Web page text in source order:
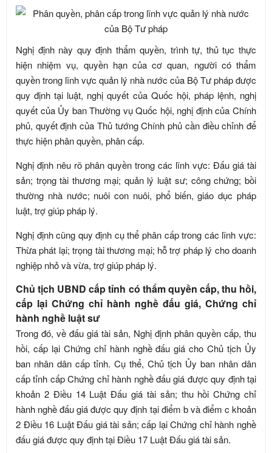
Nghị định này quy định thẩm quyền, trình tự, thủ tục thực
hiện nhiệm vụ, quyền hạn của cơ quan, người có thẩm
quyền trong lĩnh vực quản lý nhà nước của Bộ Tư pháp được
quy định tại luật, nghị quyết của Quốc hội, pháp lệnh, nghị
quyết của Ủy ban Thường vụ Quốc hội, nghị định của Chính
phủ, quyết định của Thủ tướng Chính phủ cần điều chỉnh để
thực hiện phân quyền, phân cấp.
Nghị định nêu rõ phân quyền trong các lĩnh vực: Đấu giá tài
sản; trọng tài thương mại; quản lý luật sư; công chứng; bồi
thường nhà nước; nuôi con nuôi, phổ biến, giáo dục pháp
luật, trợ giúp pháp lý.
Nghị định cũng quy định cụ thể phân cấp trong các lĩnh vực:
Thừa phát lại; trọng tài thương mại; hỗ trợ pháp lý cho doanh
nghiệp nhỏ và vừa, trợ giúp pháp lý.
Chủ tịch UBND cấp tỉnh có thẩm quyền cấp, thu hồi,
cấp lại Chứng chỉ hành nghề đấu giá, Chứng chỉ
hành nghề luật sư
Trong đó, về đấu giá tài sản, Nghị định phân quyền cấp, thu
hồi, cấp lại Chứng chỉ hành nghề đấu giá cho Chủ tịch Ủy
ban nhân dân cấp tỉnh. Cụ thể, Chủ tịch Ủy ban nhân dân
cấp tỉnh cấp Chứng chỉ hành nghề đấu giá được quy định tại
khoản 2 Điều 14 Luật Đấu giá tài sản; thu hồi Chứng chỉ
hành nghề đấu giá được quy định tại điểm b và điểm c khoản
2 Điều 16 Luật Đấu giá tài sản; cấp lại Chứng chỉ hành nghề
đấu giá được quy định tại Điều 17 Luật Đấu giá tài sản.